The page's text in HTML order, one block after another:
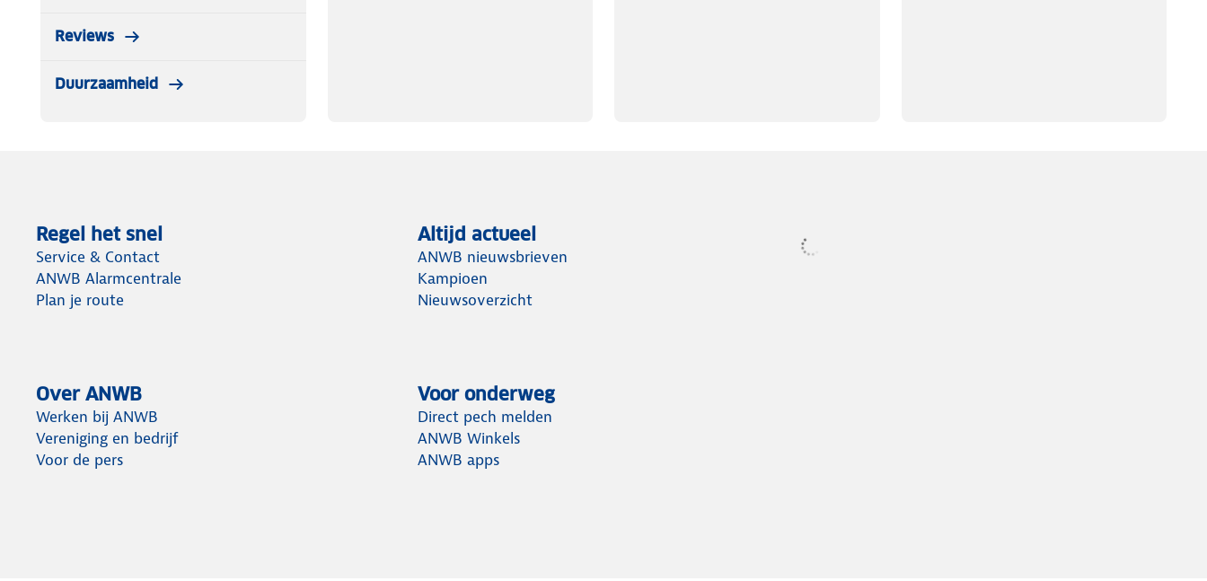
Reviews
Duurzaamheid
Regel het snel
Service & Contact
ANWB Alarmcentrale
Plan je route
Altijd actueel
ANWB nieuwsbrieven
Kampioen
Nieuwsoverzicht
Over ANWB
Werken bij ANWB
Vereniging en bedrijf
Voor de pers
Voor onderweg
Direct pech melden
ANWB Winkels
ANWB apps